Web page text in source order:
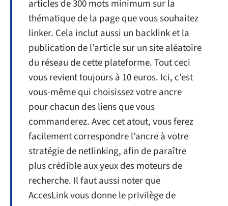
articles de 300 mots minimum sur la
thématique de la page que vous souhaitez
linker. Cela inclut aussi un backlink et la
publication de l’article sur un site aléatoire
du réseau de cette plateforme. Tout ceci
vous revient toujours à 10 euros. Ici, c’est
vous-même qui choisissez votre ancre
pour chacun des liens que vous
commanderez. Avec cet atout, vous ferez
facilement correspondre l’ancre à votre
stratégie de netlinking, afin de paraître
plus crédible aux yeux des moteurs de
recherche. Il faut aussi noter que
AccesLink vous donne le privilège de